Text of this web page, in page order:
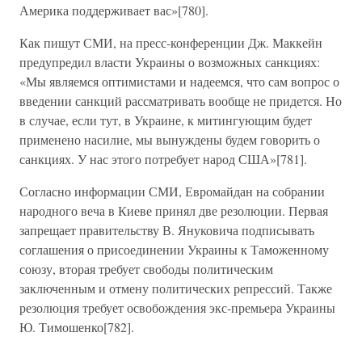
Америка поддерживает вас»[780].
Как пишут СМИ, на пресс-конференции Дж. Маккейн
предупредил власти Украины о возможных санкциях:
«Мы являемся оптимистами и надеемся, что сам вопрос о
введении санкций рассматривать вообще не придется. Но
в случае, если тут, в Украине, к митингующим будет
применено насилие, мы вынуждены будем говорить о
санкциях. У нас этого потребует народ США»[781].
Согласно информации СМИ, Евромайдан на собрании
народного веча в Киеве принял две резолюции. Первая
запрещает правительству В. Януковича подписывать
соглашения о присоединении Украины к Таможенному
союзу, вторая требует свободы политическим
заключенным и отмену политических репрессий. Также
резолюция требует освобождения экс-премьера Украины
Ю. Тимошенко[782].